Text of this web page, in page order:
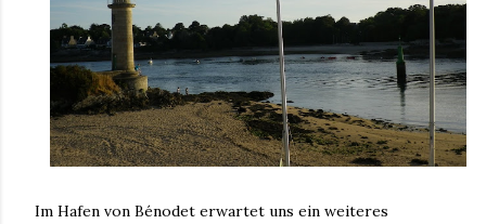
Im Hafen von Bénodet erwartet uns ein weiteres